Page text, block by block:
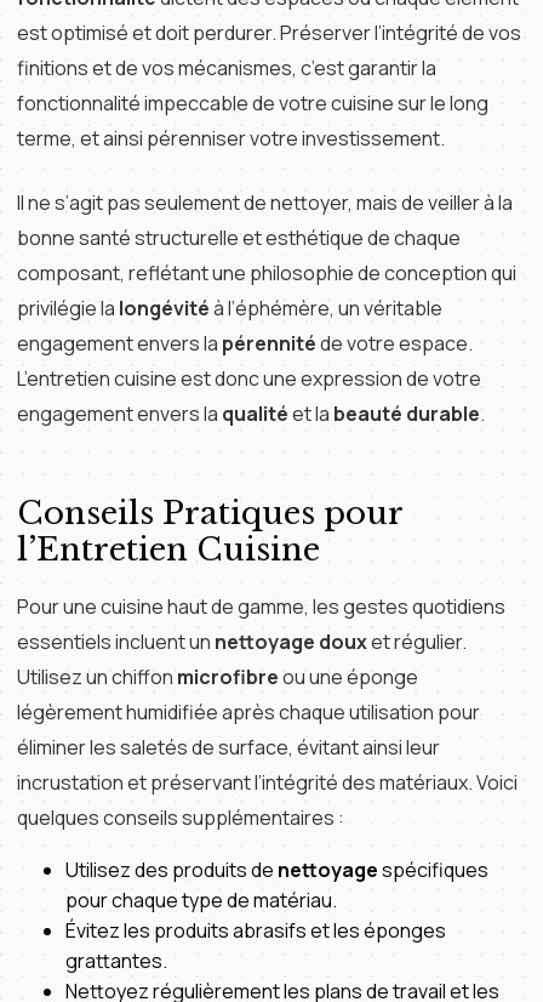
est optimisé et doit perdurer. Préserver l’intégrité de vos
finitions et de vos mécanismes, c’est garantir la
fonctionnalité impeccable de votre cuisine sur le long
terme, et ainsi pérenniser votre investissement.
Il ne s’agit pas seulement de nettoyer, mais de veiller à la
bonne santé structurelle et esthétique de chaque
composant, reflétant une philosophie de conception qui
privilégie la longévitéà l’éphémère, un véritable
engagement envers la pérennitéde votre espace.
L’entretien cuisine est donc une expression de votre
engagement envers la qualitéet la beauté durable.
Conseils Pratiques pour
l’Entretien Cuisine
Pour une cuisine haut de gamme, les gestes quotidiens
essentiels incluent un nettoyage douxet régulier.
Utilisez un chiffon microfibreou une éponge
légèrement humidifiée après chaque utilisation pour
éliminer les saletés de surface, évitant ainsi leur
incrustation et préservant l’intégrité des matériaux. Voici
quelques conseils supplémentaires :
Utilisez des produits de nettoyagespécifiques
pour chaque type de matériau.
Évitez les produits abrasifs et les éponges
grattantes.
Nettoyez régulièrement les plans de travail et les